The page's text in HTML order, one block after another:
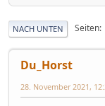
NACH UNTEN Seiten
Du_Horst
28. November 2021,